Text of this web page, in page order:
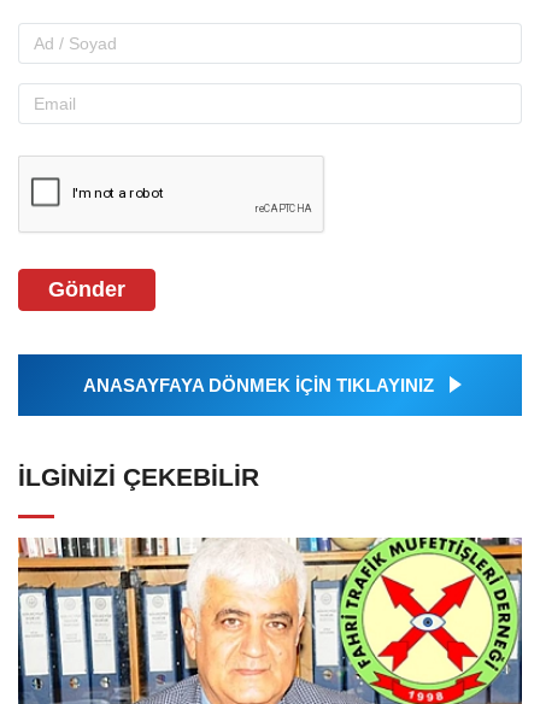
Gönder
ANASAYFAYA DÖNMEK İÇİN TIKLAYINIZ
İLGINIZI ÇEKEBILIR